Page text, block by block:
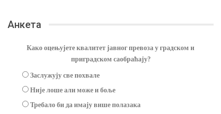
Анкета
Како оцењујете квалитет јавног превоза у градском и
приградском саобраћају?
Заслужују све похвале
Није лоше али може и боље
Требало би да имају више полазака